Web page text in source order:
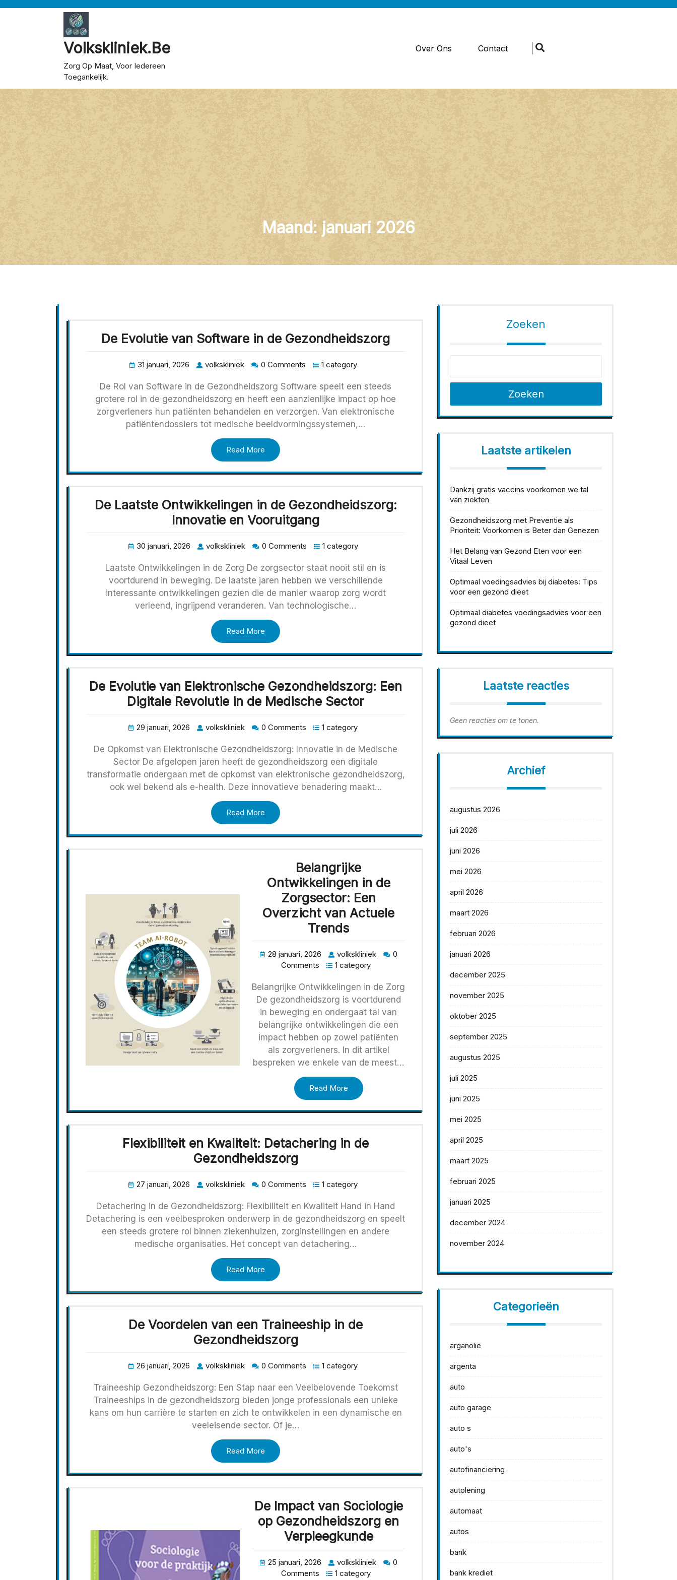
Volkskliniek.be
Zorg Op Maat, Voor Iedereen
Toegankelijk.
Over Ons Contact
Maand: januari 2026
De Evolutie van Software in de Gezondheidszorg
31 januari, 2026 volkskliniek 0 Comments 1 category
De Rol van Software in de Gezondheidszorg Software speelt een steeds
grotere rol in de gezondheidszorg en heeft een aanzienlijke impact op hoe
zorgverleners hun patiënten behandelen en verzorgen. Van elektronische
patiëntendossiers tot medische beeldvormingssystemen,…
Read More
De Laatste Ontwikkelingen in de Gezondheidszorg:
Innovatie en Vooruitgang
30 januari, 2026 volkskliniek 0 Comments 1 category
Laatste Ontwikkelingen in de Zorg De zorgsector staat nooit stil en is
voortdurend in beweging. De laatste jaren hebben we verschillende
interessante ontwikkelingen gezien die de manier waarop zorg wordt
verleend, ingrijpend veranderen. Van technologische…
Read More
De Evolutie van Elektronische Gezondheidszorg: Een
Digitale Revolutie in de Medische Sector
29 januari, 2026 volkskliniek 0 Comments 1 category
De Opkomst van Elektronische Gezondheidszorg: Innovatie in de Medische
Sector De afgelopen jaren heeft de gezondheidszorg een digitale
transformatie ondergaan met de opkomst van elektronische gezondheidszorg,
ook wel bekend als e-health. Deze innovatieve benadering maakt…
Read More
Belangrijke
Ontwikkelingen in de
Zorgsector: Een
Overzicht van Actuele
Trends
28 januari, 2026 volkskliniek
0
Comments
1 category
Belangrijke Ontwikkelingen in de Zorg
De gezondheidszorg is voortdurend
in beweging en ondergaat tal van
belangrijke ontwikkelingen die een
impact hebben op zowel patiënten
als zorgverleners. In dit artikel
bespreken we enkele van de meest…
Read More
Flexibiliteit en Kwaliteit: Detachering in de
Gezondheidszorg
27 januari, 2026 volkskliniek 0 Comments 1 category
Detachering in de Gezondheidszorg: Flexibiliteit en Kwaliteit Hand in Hand
Detachering is een veelbesproken onderwerp in de gezondheidszorg en speelt
een steeds grotere rol binnen ziekenhuizen, zorginstellingen en andere
medische organisaties. Het concept van detachering…
Read More
De Voordelen van een Traineeship in de
Gezondheidszorg
26 januari, 2026 volkskliniek 0 Comments 1 category
Traineeship Gezondheidszorg: Een Stap naar een Veelbelovende Toekomst
Traineeships in de gezondheidszorg bieden jonge professionals een unieke
kans om hun carrière te starten en zich te ontwikkelen in een dynamische en
veeleisende sector. Of je…
Read More
De Impact van Sociologie
op Gezondheidszorg en
Verpleegkunde
25 januari, 2026 volkskliniek
0
Comments
1 category
Zoeken
Zoeken
Laatste artikelen
Dankzij gratis vaccins voorkomen we tal
van ziekten
Gezondheidszorg met Preventie als
Prioriteit: Voorkomen is Beter dan Genezen
Het Belang van Gezond Eten voor een
Vitaal Leven
Optimaal voedingsadvies bij diabetes: Tips
voor een gezond dieet
Optimaal diabetes voedingsadvies voor een
gezond dieet
Laatste reacties
Geen reacties om te tonen.
Archief
augustus 2026
juli 2026
juni 2026
mei 2026
april 2026
maart 2026
februari 2026
januari 2026
december 2025
november 2025
oktober 2025
september 2025
augustus 2025
juli 2025
juni 2025
mei 2025
april 2025
maart 2025
februari 2025
januari 2025
december 2024
november 2024
Categorieën
arganolie
argenta
auto
auto garage
auto s
auto's
autofinanciering
autolening
automaat
autos
bank
bank krediet